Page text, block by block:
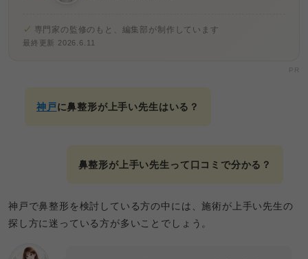
専門家の監修のもと、編集部が制作しています
最終更新 2026.6.11
PR
神戸に鼻整形が上手い先生はいる？
鼻整形が上手い先生って口コミで分かる？
神戸で鼻整形を検討している方の中には、施術が上手い先生の
探し方に迷っている方が多いことでしょう。